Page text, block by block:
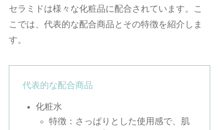
セラミドは様々な化粧品に配合されています。こ
こでは、代表的な配合商品とその特徴を紹介しま
す。
代表的な配合商品
化粧水
特徴：さっぱりとした使用感で、肌